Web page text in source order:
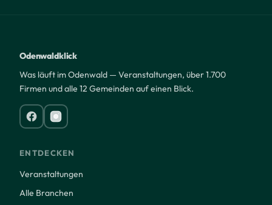
Odenwaldklick
Was läuft im Odenwald — Veranstaltungen, über 1.700
Firmen und alle 12 Gemeinden auf einen Blick.
ENTDECKEN
Veranstaltungen
Alle Branchen